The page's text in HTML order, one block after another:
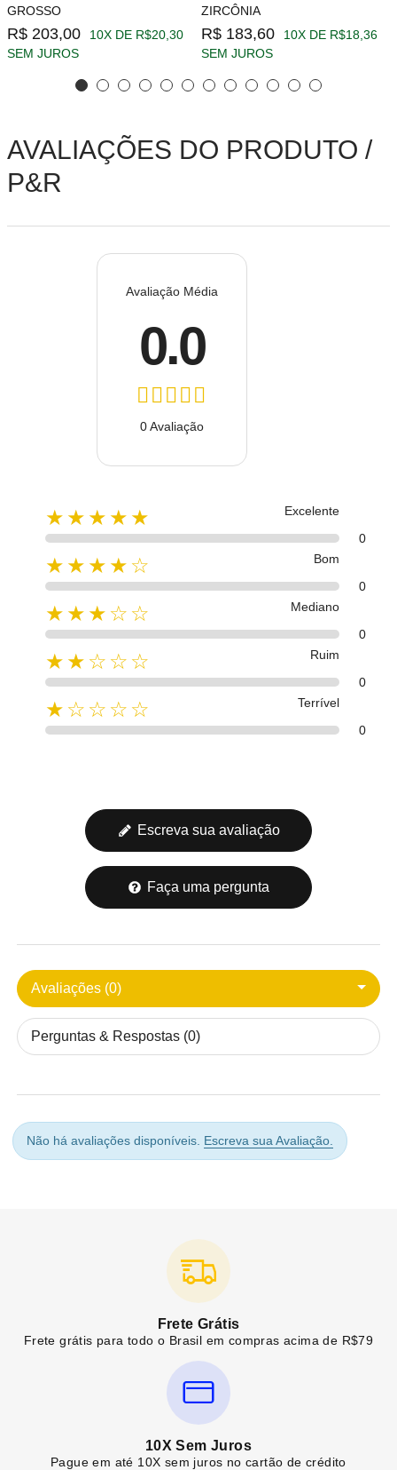
GROSSO
R$ 203,00
10X DE R$20,30
SEM JUROS
ZIRCÔNIA
R$ 183,60
10X DE R$18,36
SEM JUROS
AVALIAÇÕES DO PRODUTO /
P&R
Avaliação Média
0.0
0 Avaliação
★★★★★
Excelente
0
★★★★☆
Bom
0
★★★☆☆
Mediano
0
★★☆☆☆
Ruim
0
★☆☆☆☆
Terrível
0
Escreva sua avaliação
Faça uma pergunta
Avaliações (0)
Perguntas & Respostas (0)
Não há avaliações disponíveis. Escreva sua Avaliação.
Frete Grátis
Frete grátis para todo o Brasil em compras acima de R$79
10X Sem Juros
Pague em até 10X sem juros no cartão de crédito